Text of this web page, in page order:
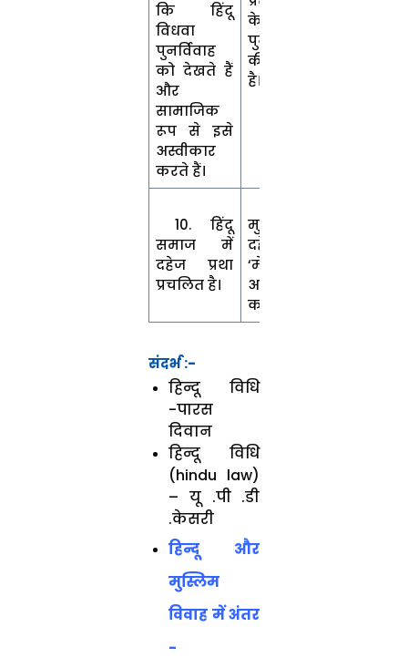
कि हिंदू
विधवा
पुनर्विवाह
को देखते हैं
और
सामाजिक
रूप से इसे
अस्वीकार
करते हैं।
के बाद
पुनर्विवाह
की अनुमति
है।
10. हिंदू
समाज में
दहेज प्रथा
प्रचलित है।
मुसलमान
दहेज या
‘मेहर’ का
अभ्यास
करते हैं।
संदर्भ :-
हिन्दू विधि
-पारस
दिवान
हिन्दू विधि
(hindu law)
– यू .पी .डी
.केसरी
हिन्दू और
मुस्लिम
विवाह में अंतर
-